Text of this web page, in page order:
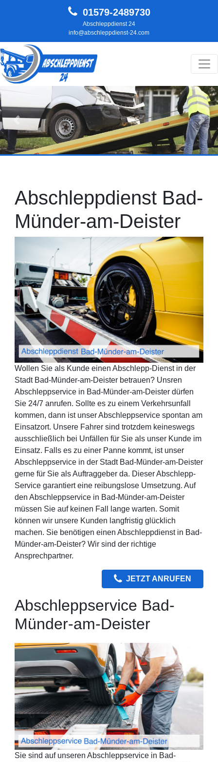
01579-2489730
Abschleppdienst 24
info@abschleppdienst-24.com
Hauptnavigation
Zurück
Abschleppdienst Bad-
Münder-am-Deister
Wollen Sie als Kunde einen Abschlepp-Dienst in der
Stadt Bad-Münder-am-Deister betrauen? Unsren
Abschleppservice in Bad-Münder-am-Deister dürfen
Sie 24/7 anrufen. Sollte es zu einem Verkehrsunfall
kommen, dann ist unser Abschleppservice spontan am
Einsatzort. Unsere Fahrer sind trotzdem keineswegs
ausschließlich bei Unfällen für Sie als unser Kunde im
Einsatz. Falls es zu einer Panne kommt, ist unser
Abschleppservice in der Stadt Bad-Münder-am-Deister
gerne für Sie als Auftraggeber da. Dieser Abschlepp-
Service garantiert eine reibungslose Umsetzung. Auf
den Abschleppservice in Bad-Münder-am-Deister
müssen Sie auf keinen Fall lange warten. Somit
können wir unsere Kunden langfristig glücklich
machen. Sie benötigen einen Abschleppdienst in Bad-
Münder-am-Deister? Wir sind der richtige
Ansprechpartner.
JETZT ANRUFEN
Abschleppservice Bad-
Münder-am-Deister
Sie sind auf unseren Abschleppservice in Bad-